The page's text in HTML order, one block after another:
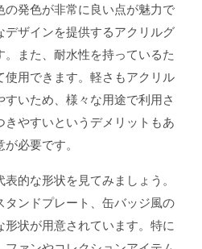
の発色が非常に良い点が魅力で
ザインを提供するアクリルグ
また、耐水性を持っているた
用できます。軽さもアクリル
いため、様々な用途で利用さ
やすいというデメリットもあ
必要です。
的な形状を見てみましょう。
タンドプレート、缶バッジ風の
状が用意されています。特に